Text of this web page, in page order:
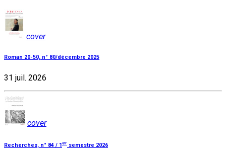
cover
Roman 20-50, n° 80/décembre 2025
31 juil. 2026
cover
Recherches, n° 84 / 1er semestre 2026